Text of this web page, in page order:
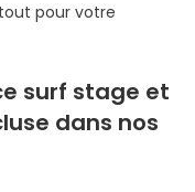
pour votre
surf stage et
dans nos